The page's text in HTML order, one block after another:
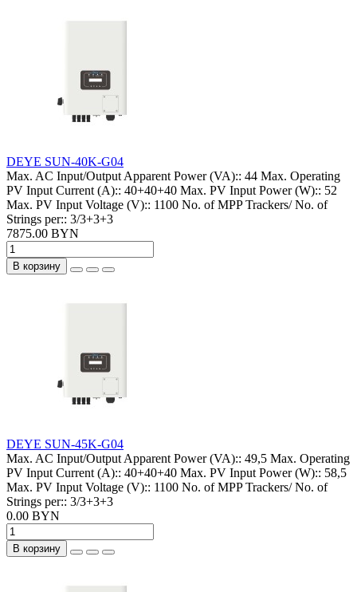
DEYE SUN-40K-G04
Max. AC Input/Output Apparent Power (VA):: 44 Max. Operating
PV Input Current (A):: 40+40+40 Max. PV Input Power (W):: 52
Max. PV Input Voltage (V):: 1100 No. of MPP Trackers/ No. of
Strings per:: 3/3+3+3
7875.00 BYN
В корзину
DEYE SUN-45K-G04
Max. AC Input/Output Apparent Power (VA):: 49,5 Max. Operating
PV Input Current (A):: 40+40+40 Max. PV Input Power (W):: 58,5
Max. PV Input Voltage (V):: 1100 No. of MPP Trackers/ No. of
Strings per:: 3/3+3+3
0.00 BYN
В корзину